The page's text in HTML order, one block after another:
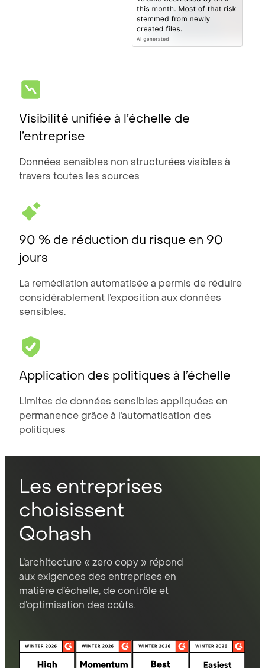
Visibilité unifiée à l’échelle de
l’entreprise
Données sensibles non structurées visibles à
travers toutes les sources
90 % de réduction du risque en 90
jours
La remédiation automatisée a permis de réduire
considérablement l’exposition aux données
sensibles.
Application des politiques à l’échelle
Limites de données sensibles appliquées en
permanence grâce à l’automatisation des
politiques
Les entreprises
choisissent
Qohash
L’architecture « zero copy » répond
aux exigences des entreprises en
matière d’échelle, de contrôle et
d’optimisation des coûts.